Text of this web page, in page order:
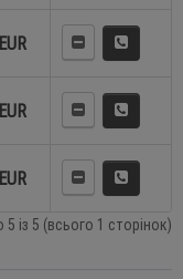
із 5 (всього 1 сторінок)